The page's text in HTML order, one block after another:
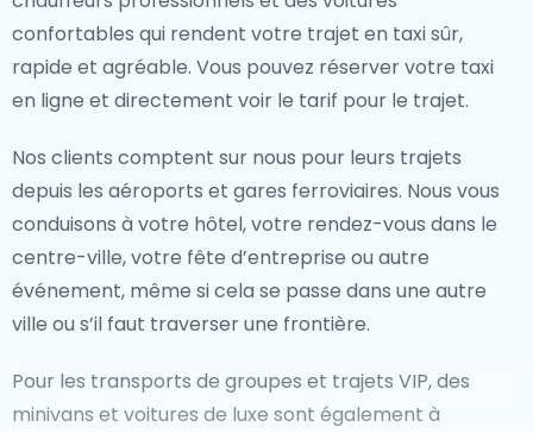
confortables qui rendent votre trajet en taxi sûr,
rapide et agréable. Vous pouvez réserver votre taxi
en ligne et directement voir le tarif pour le trajet.
Nos clients comptent sur nous pour leurs trajets
depuis les aéroports et gares ferroviaires. Nous vous
conduisons à votre hôtel, votre rendez-vous dans le
centre-ville, votre fête d’entreprise ou autre
événement, même si cela se passe dans une autre
ville ou s’il faut traverser une frontière.
Pour les transports de groupes et trajets VIP, des
minivans et voitures de luxe sont également à